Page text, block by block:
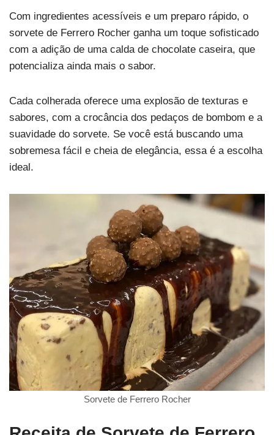
Com ingredientes acessíveis e um preparo rápido, o
sorvete de Ferrero Rocher ganha um toque sofisticado
com a adição de uma calda de chocolate caseira, que
potencializa ainda mais o sabor.
Cada colherada oferece uma explosão de texturas e
sabores, com a crocância dos pedaços de bombom e a
suavidade do sorvete. Se você está buscando uma
sobremesa fácil e cheia de elegância, essa é a escolha
ideal.
Sorvete de Ferrero Rocher